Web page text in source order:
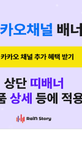
터랙션
수정